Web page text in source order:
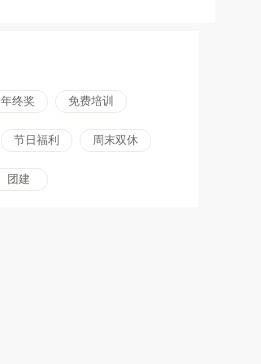
年终奖 免费培训
节日福利 周末双休
团建